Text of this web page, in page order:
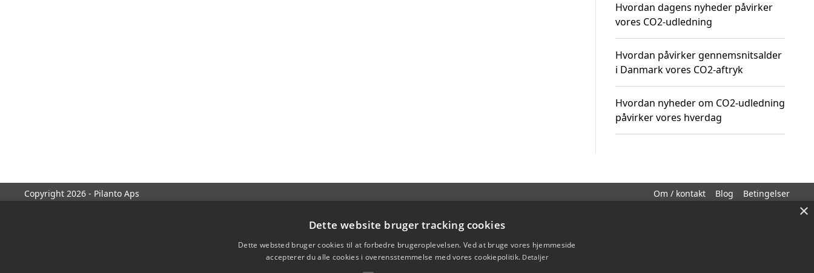
Hvordan dagens nyheder påvirker
vores CO2-udledning
Hvordan påvirker gennemsnitsalder
i Danmark vores CO2-aftryk
Hvordan nyheder om CO2-udledning
påvirker vores hverdag
Copyright 2026 - Pilanto Aps Om / kontakt Blog Betingelser
×
Dette website bruger tracking cookies
Dette websted bruger cookies til at forbedre brugeroplevelsen. Ved at bruge vores hjemmeside
accepterer du alle cookies i overensstemmelse med vores cookiepolitik. Detaljer